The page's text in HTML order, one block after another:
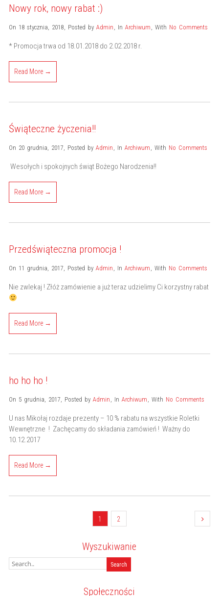
Nowy rok, nowy rabat :)
On 18 stycznia, 2018, Posted by Admin , In Archiwum , With No Comments
* Promocja trwa od 18.01.2018 do 2.02.2018 r.
Read More →
Świąteczne życzenia!!
On 20 grudnia, 2017, Posted by Admin , In Archiwum , With No Comments
Wesołych i spokojnych świąt Bożego Narodzenia!!
Read More →
Przedświąteczna promocja !
On 11 grudnia, 2017, Posted by Admin , In Archiwum , With No Comments
Nie zwlekaj ! Złóż zamówienie a już teraz udzielimy Ci korzystny rabat
Read More →
ho ho ho !
On 5 grudnia, 2017, Posted by Admin , In Archiwum , With No Comments
U nas Mikołaj rozdaje prezenty – 10 % rabatu na wszystkie Roletki
Wewnętrzne ! Zachęcamy do składania zamówień ! Ważny do
10.12.2017
Read More →
1 2
Wyszukiwanie
Społeczności